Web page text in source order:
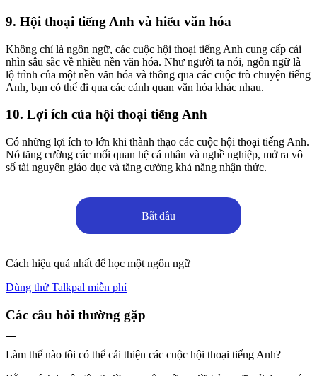
9. Hội thoại tiếng Anh và hiểu văn hóa
Không chỉ là ngôn ngữ, các cuộc hội thoại tiếng Anh cung cấp cái
nhìn sâu sắc về nhiều nền văn hóa. Như người ta nói, ngôn ngữ là
lộ trình của một nền văn hóa và thông qua các cuộc trò chuyện tiếng
Anh, bạn có thể đi qua các cảnh quan văn hóa khác nhau.
10. Lợi ích của hội thoại tiếng Anh
Có những lợi ích to lớn khi thành thạo các cuộc hội thoại tiếng Anh.
Nó tăng cường các mối quan hệ cá nhân và nghề nghiệp, mở ra vô
số tài nguyên giáo dục và tăng cường khả năng nhận thức.
Bắt đầu
Cách hiệu quả nhất để học một ngôn ngữ
Dùng thử Talkpal miễn phí
Các câu hỏi thường gặp
Làm thế nào tôi có thể cải thiện các cuộc hội thoại tiếng Anh?